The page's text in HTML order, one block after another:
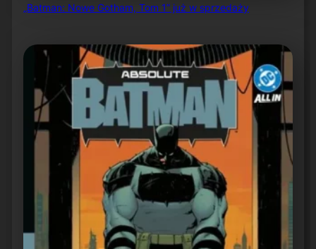
„Batman: Nowe Gotham, Tom 1” już w sprzedaży